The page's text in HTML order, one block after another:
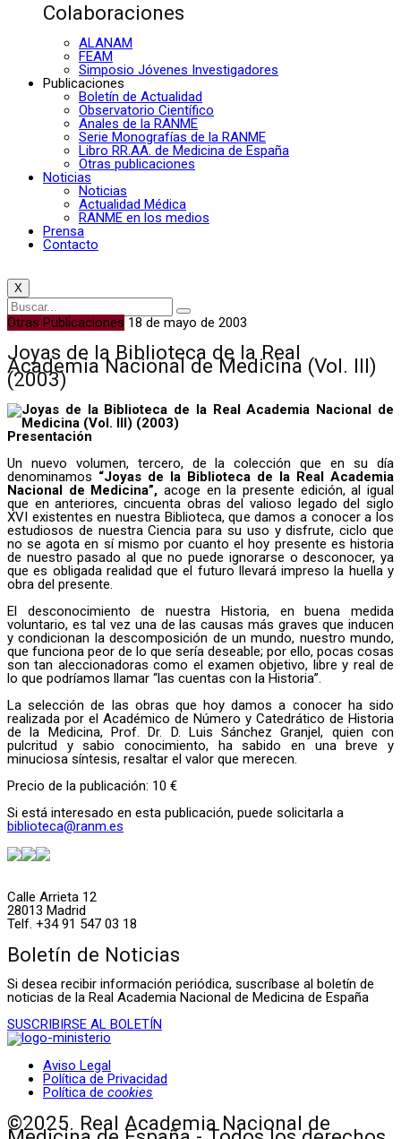
Colaboraciones
ALANAM
FEAM
Simposio Jóvenes Investigadores
Publicaciones
Boletín de Actualidad
Observatorio Científico
Anales de la RANME
Serie Monografías de la RANME
Libro RR.AA. de Medicina de España
Otras publicaciones
Noticias
Noticias
Actualidad Médica
RANME en los medios
Prensa
Contacto
X
Otras Publicaciones 18 de mayo de 2003
Joyas de la Biblioteca de la Real
Academia Nacional de Medicina (Vol. III)
(2003)
Presentación
Un nuevo volumen, tercero, de la colección que en su día
denominamos “Joyas de la Biblioteca de la Real Academia
Nacional de Medicina”, acoge en la presente edición, al igual
que en anteriores, cincuenta obras del valioso legado del siglo
XVI existentes en nuestra Biblioteca, que damos a conocer a los
estudiosos de nuestra Ciencia para su uso y disfrute, ciclo que
no se agota en sí mismo por cuanto el hoy presente es historia
de nuestro pasado al que no puede ignorarse o desconocer, ya
que es obligada realidad que el futuro llevará impreso la huella y
obra del presente.
El desconocimiento de nuestra Historia, en buena medida
voluntario, es tal vez una de las causas más graves que inducen
y condicionan la descomposición de un mundo, nuestro mundo,
que funciona peor de lo que sería deseable; por ello, pocas cosas
son tan aleccionadoras como el examen objetivo, libre y real de
lo que podríamos llamar “las cuentas con la Historia”.
La selección de las obras que hoy damos a conocer ha sido
realizada por el Académico de Número y Catedrático de Historia
de la Medicina, Prof. Dr. D. Luis Sánchez Granjel, quien con
pulcritud y sabio conocimiento, ha sabido en una breve y
minuciosa síntesis, resaltar el valor que merecen.
Precio de la publicación: 10 €
Si está interesado en esta publicación, puede solicitarla a
biblioteca@ranm.es
Calle Arrieta 12
28013 Madrid
Telf. +34 91 547 03 18
Boletín de Noticias
Si desea recibir información periódica, suscríbase al boletín de
noticias de la Real Academia Nacional de Medicina de España
SUSCRIBIRSE AL BOLETÍN
Aviso Legal
Política de Privacidad
Política de cookies
©2025. Real Academia Nacional de